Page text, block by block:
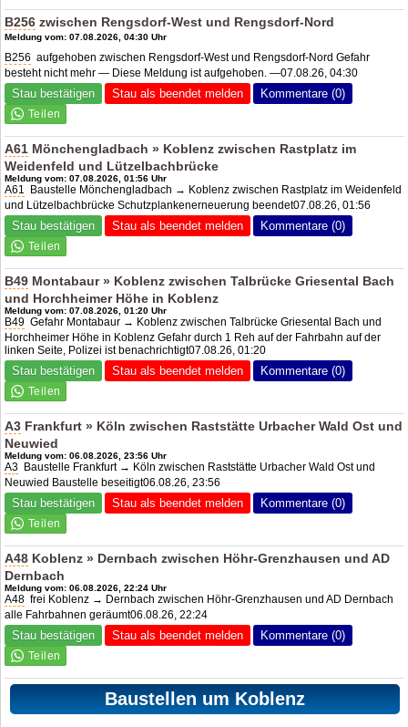
B256 zwischen Rengsdorf-West und Rengsdorf-Nord
Meldung vom: 07.08.2026, 04:30 Uhr
B256 aufgehoben zwischen Rengsdorf-West und Rengsdorf-Nord Gefahr
besteht nicht mehr — Diese Meldung ist aufgehoben. —07.08.26, 04:30
Stau bestätigen Stau als beendet melden Kommentare (0)
A61 Mönchengladbach » Koblenz zwischen Rastplatz im
Weidenfeld und Lützelbachbrücke
Meldung vom: 07.08.2026, 01:56 Uhr
A61
Baustelle Mönchengladbach → Koblenz zwischen Rastplatz im Weidenfeld
und Lützelbachbrücke Schutzplankenerneuerung beendet07.08.26, 01:56
Stau bestätigen Stau als beendet melden Kommentare (0)
B49 Montabaur » Koblenz zwischen Talbrücke Griesental Bach
und Horchheimer Höhe in Koblenz
Meldung vom: 07.08.2026, 01:20 Uhr
B49 Gefahr Montabaur → Koblenz zwischen Talbrücke Griesental Bach und
Horchheimer Höhe in Koblenz Gefahr durch 1 Reh auf der Fahrbahn auf der
linken Seite, Polizei ist benachrichtigt07.08.26, 01:20
Stau bestätigen Stau als beendet melden Kommentare (0)
A3 Frankfurt » Köln zwischen Raststätte Urbacher Wald Ost und
Neuwied
Meldung vom: 06.08.2026, 23:56 Uhr
A3 Baustelle Frankfurt → Köln zwischen Raststätte Urbacher Wald Ost und
Neuwied Baustelle beseitigt06.08.26, 23:56
Stau bestätigen Stau als beendet melden Kommentare (0)
A48 Koblenz » Dernbach zwischen Höhr-Grenzhausen undAD
Dernbach
Meldung vom: 06.08.2026, 22:24 Uhr
A48 frei Koblenz → Dernbach zwischen Höhr-Grenzhausen undAD Dernbach
alle Fahrbahnen geräumt06.08.26, 22:24
Stau bestätigen Stau als beendet melden Kommentare (0)
Baustellen um Koblenz